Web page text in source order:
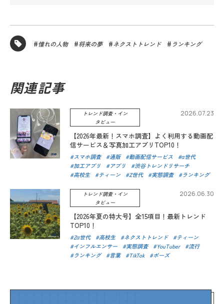
憧れの人物 将来の夢 ネクストトレンド ランキング
関連記事
トレンド調査・イン
タビュー
2026.07.23
【2026年最新！スマホ調査】よく利用する動画配
信サービス＆写真加工アプリTOP10！
スマホ調査 通販 動画配信サービス
α世代
加工アプリ
アプリ
渋谷トレンドリサーチ
高校生
ティーン Z世代 実態調査 ランキング
トレンド調査・イン
タビュー
2026.06.30
【2026年夏の特大号】全15項目！最新トレンド
TOP10！
Zα世代 高校生 ネクストトレンド
ティーン
インフルエンサー
実態調査 YouTuber
流行
ランキング
言葉 TikTok ポーズ